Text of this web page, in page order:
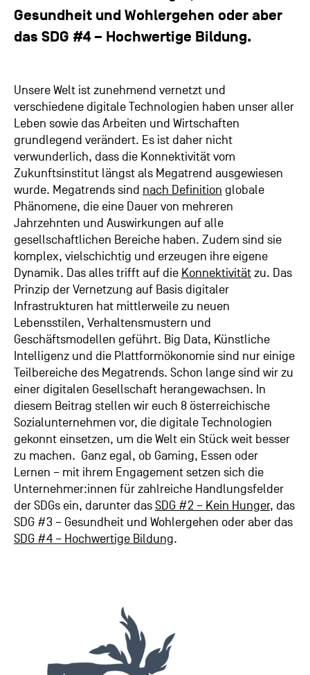
Gesundheit und Wohlergehen oder aber
das SDG #4 – Hochwertige Bildung.
Unsere Welt ist zunehmend vernetzt und
verschiedene digitale Technologien haben unser aller
Leben sowie das Arbeiten und Wirtschaften
grundlegend verändert. Es ist daher nicht
verwunderlich, dass die Konnektivität vom
Zukunftsinstitut längst als Megatrend ausgewiesen
wurde. Megatrends sind nach Definition globale
Phänomene, die eine Dauer von mehreren
Jahrzehnten und Auswirkungen auf alle
gesellschaftlichen Bereiche haben. Zudem sind sie
komplex, vielschichtig und erzeugen ihre eigene
Dynamik. Das alles trifft auf die Konnektivitätzu. Das
Prinzip der Vernetzung auf Basis digitaler
Infrastrukturen hat mittlerweile zu neuen
Lebensstilen, Verhaltensmustern und
Geschäftsmodellen geführt. Big Data, Künstliche
Intelligenz und die Plattformökonomie sind nur einige
Teilbereiche des Megatrends. Schon lange sind wir zu
einer digitalen Gesellschaft herangewachsen. In
diesem Beitrag stellen wir euch 8 österreichische
Sozialunternehmen vor, die digitale Technologien
gekonnt einsetzen, um die Welt ein Stück weit besser
zu machen. Ganz egal, ob Gaming, Essen oder
Lernen – mit ihrem Engagement setzen sich die
Unternehmer:innen für zahlreiche Handlungsfelder
der SDGs ein, darunter dasSDG #2 – Kein Hunger, das
SDG #3 – Gesundheit und Wohlergehen oder aber das
SDG #4 – Hochwertige Bildung.